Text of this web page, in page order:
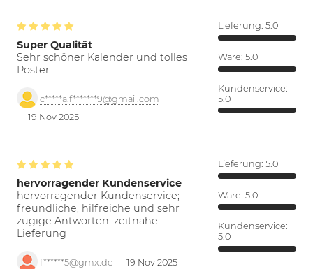
Super Qualität
Sehr schöner Kalender und tolles
Poster.
c*****a.f*******9@gmail.com
19 Nov 2025
Lieferung: 5.0
Ware: 5.0
Kundenservice:
5.0
hervorragender Kundenservice
hervorragender Kundenservice;
freundliche, hilfreiche und sehr
zügige Antworten. zeitnahe
Lieferung
f******5@gmx.de 19 Nov 2025
Lieferung: 5.0
Ware: 5.0
Kundenservice:
5.0